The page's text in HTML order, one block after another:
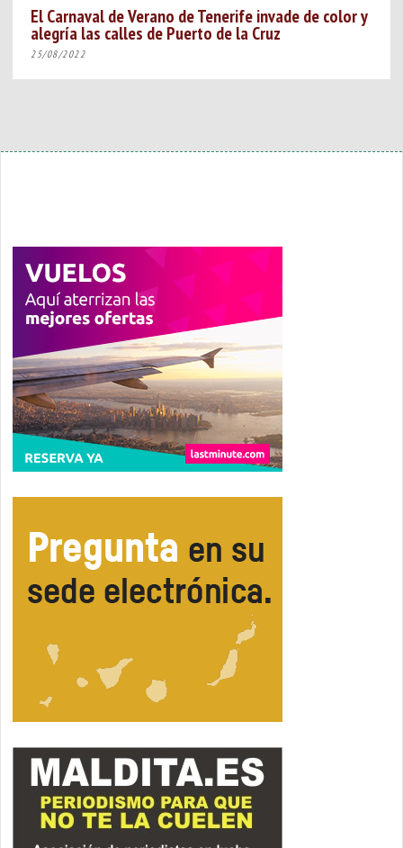
El Carnaval de Verano de Tenerife invade de color y
alegría las calles de Puerto de la Cruz
25/08/2022